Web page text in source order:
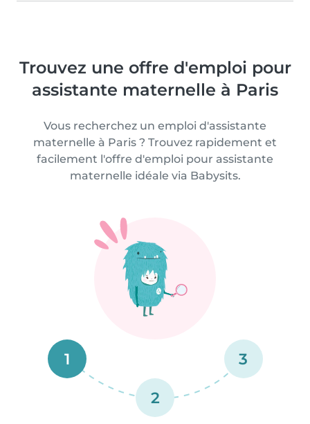
Trouvez une offre d'emploi pour
assistante maternelle à Paris
Vous recherchez un emploi d'assistante
maternelle à Paris ? Trouvez rapidement et
facilement l'offre d'emploi pour assistante
maternelle idéale via Babysits.
1
2
3